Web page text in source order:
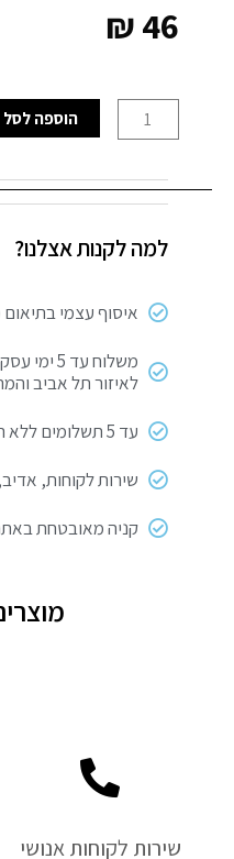
₪46
של
דו
ספוגי
3M
מטר
הוספה לסל
למה לקנות אצלנו?
איסוף עצמי
משלוח עד 5 ימי עסקים
לאיזור תל אביב
עד 5 תשלומים ללא ריבית
שירות לקוחות,
קניה מאובטחת
שירות לקוחות אנושי